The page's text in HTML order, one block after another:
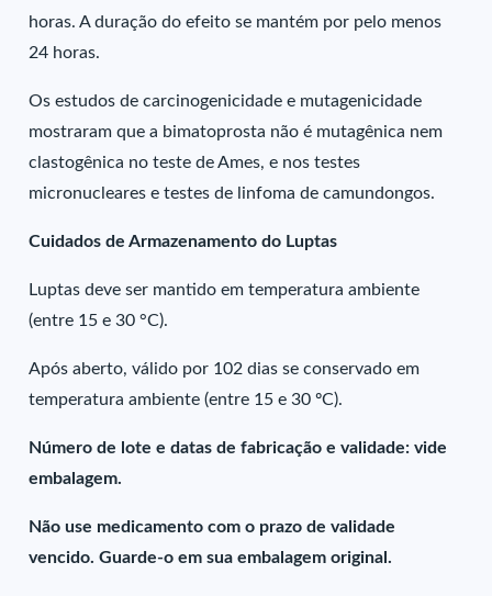
horas. A duração do efeito se mantém por pelo menos
24 horas.
Os estudos de carcinogenicidade e mutagenicidade
mostraram que a bimatoprosta não é mutagênica nem
clastogênica no teste de Ames, e nos testes
micronucleares e testes de linfoma de camundongos.
Cuidados de Armazenamento do Luptas
Luptas deve ser mantido em temperatura ambiente
(entre 15 e 30 °C).
Após aberto, válido por 102 dias se conservado em
temperatura ambiente (entre 15 e 30 ºC).
Número de lote e datas de fabricação e validade: vide
embalagem.
Não use medicamento com o prazo de validade
vencido. Guarde-o em sua embalagem original.